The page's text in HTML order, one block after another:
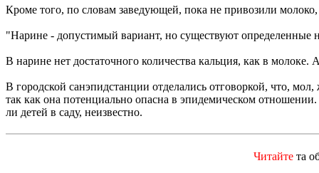
Кроме того, по словам заведующей, пока не привозили
"Нарине - допустимый вариант, но существуют определенные
В нарине нет достаточного количества кальция, как в
В городской санэпидстанции отделались отговоркой, что,
так как она потенциально опасна в эпидемическом
ли детей в саду, неизвестно.
Читайте та